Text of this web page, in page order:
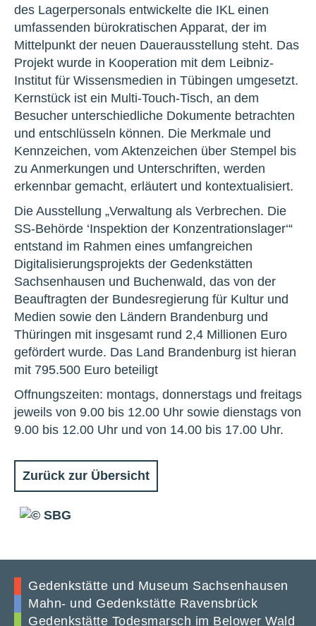
des Lagerpersonals entwickelte die IKL einen
umfassenden bürokratischen Apparat, der im
Mittelpunkt der neuen Dauerausstellung steht. Das
Projekt wurde in Kooperation mit dem Leibniz-
Institut für Wissensmedien in Tübingen umgesetzt.
Kernstück ist ein Multi-Touch-Tisch, an dem
Besucher unterschiedliche Dokumente betrachten
und entschlüsseln können. Die Merkmale und
Kennzeichen, vom Aktenzeichen über Stempel bis
zu Anmerkungen und Unterschriften, werden
erkennbar gemacht, erläutert und kontextualisiert.
Die Ausstellung „Verwaltung als Verbrechen. Die
SS-Behörde ‘Inspektion der Konzentrationslager‘“
entstand im Rahmen eines umfangreichen
Digitalisierungsprojekts der Gedenkstätten
Sachsenhausen und Buchenwald, das von der
Beauftragten der Bundesregierung für Kultur und
Medien sowie den Ländern Brandenburg und
Thüringen mit insgesamt rund 2,4 Millionen Euro
gefördert wurde. Das Land Brandenburg ist hieran
mit 795.500 Euro beteiligt
Offnungszeiten: montags, donnerstags und freitags
jeweils von 9.00 bis 12.00 Uhr sowie dienstags von
9.00 bis 12.00 Uhr und von 14.00 bis 17.00 Uhr.
Zurück zur Übersicht
Gedenkstätte und Museum Sachsenhausen
Mahn- und Gedenkstätte Ravensbrück
Gedenkstätte Todesmarsch im Belower Wald